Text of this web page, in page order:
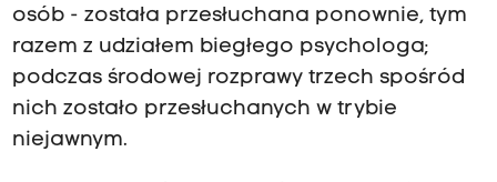
osób - została przesłuchana ponownie, tym
razem z udziałem biegłego psychologa;
podczas środowej rozprawy trzech spośród
nich zostało przesłuchanych w trybie
niejawnym.